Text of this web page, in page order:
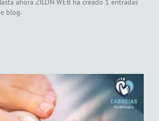
ahora ZILON WEB ha creado 1 entradas
blog.